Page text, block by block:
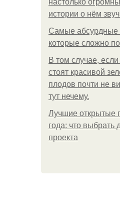
настолько
истории о нём
Самые абсурдные
которые сложно
В том случае,
стоят красивой
плодов почти не
тут нечему.
Лучшие открытые
года: что выбрать
проекта